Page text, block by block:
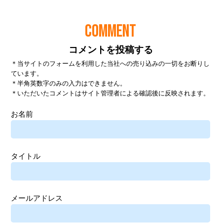
COMMENT
コメントを投稿する
＊当サイトのフォームを利用した当社への売り込みの一切をお断りし
ています。
＊半角英数字のみの入力はできません。
＊いただいたコメントはサイト管理者による確認後に反映されます。
お名前
タイトル
メールアドレス